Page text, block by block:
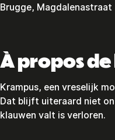
Brugge,
À propos
Krampus, een vreselijk
Dat blijft uiteraard niet
klauwen valt is verloren.